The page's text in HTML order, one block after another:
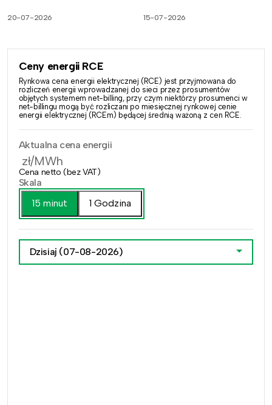
20-07-2026 15-07-2026
Ceny energii RCE
Rynkowa cena energii elektrycznej (RCE) jest przyjmowana do
rozliczeń energii wprowadzanej do sieci przez prosumentów
objętych systemem net-billing, przy czym niektórzy prosumenci w
net-billingu mogą być rozliczani po miesięcznej rynkowej cenie
energii elektrycznej (RCEm) będącej średnią ważoną z cen RCE.
Aktualna cena energii
zł/MWh
Cena netto (bez VAT)
Skala
15 minut
1 Godzina
Dzisiaj (07-08-2026)